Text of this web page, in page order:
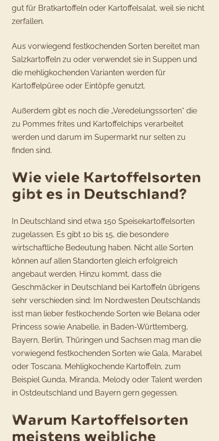
gut für Bratkartoffeln oder Kartoffelsalat, weil sie nicht
zerfallen.
Aus vorwiegend festkochenden Sorten bereitet man
Salzkartoffeln zu oder verwendet sie in Suppen und
die mehligkochenden Varianten werden für
Kartoffelpüree oder Eintöpfe genutzt.
Außerdem gibt es noch die „Veredelungssorten“ die
zu Pommes frites und Kartoffelchips verarbeitet
werden und darum im Supermarkt nur selten zu
finden sind.
Wie viele Kartoffelsorten
gibt es in Deutschland?
In Deutschland sind etwa 150 Speisekartoffelsorten
zugelassen. Es gibt 10 bis 15, die besondere
wirtschaftliche Bedeutung haben. Nicht alle Sorten
können auf allen Standorten gleich erfolgreich
angebaut werden. Hinzu kommt, dass die
Geschmäcker in Deutschland bei Kartoffeln übrigens
sehr verschieden sind: Im Nordwesten Deutschlands
isst man lieber festkochende Sorten wie Belana oder
Princess sowie Anabelle, in Baden-Württemberg,
Bayern, Berlin, Thüringen und Sachsen mag man die
vorwiegend festkochenden Sorten wie Gala, Marabel
oder Toscana. Mehligkochende Kartoffeln, zum
Beispiel Gunda, Miranda, Melody oder Talent werden
in Ostdeutschland und Bayern gern gegessen.
Warum Kartoffelsorten
meistens weibliche